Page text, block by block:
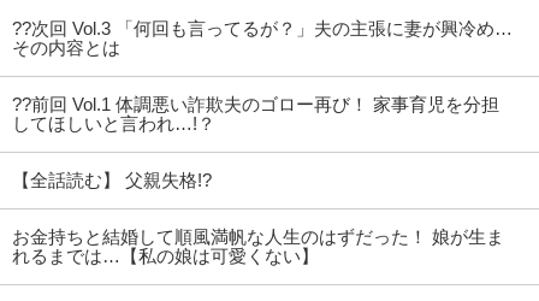
??次回 Vol.3 「何回も言ってるが？」夫の主張に妻が興冷め…
その内容とは
??前回 Vol.1 体調悪い詐欺夫のゴロー再び！ 家事育児を分担
してほしいと言われ…!？
【全話読む】 父親失格!?
お金持ちと結婚して順風満帆な人生のはずだった！ 娘が生ま
れるまでは…【私の娘は可愛くない】